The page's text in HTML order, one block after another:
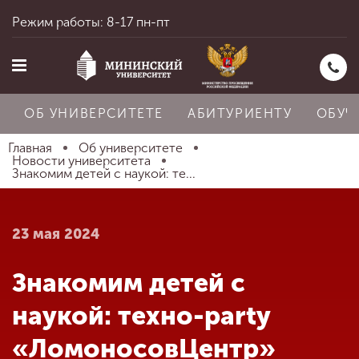
Главная
Абитуриенту
Режим работы: 8-17 пн-пт
ОБ УНИВЕРСИТЕТЕ АБИТУРИЕНТУ
Главная
Об университете
Новости университета
Знакомим детей с наукой: те...
23 мая 2024
Знакомим детей с
наукой: техно-party
«ЛомоносовЦентр»